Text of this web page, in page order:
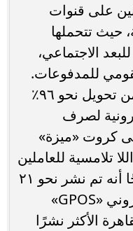
على قنوات
حيث تتحملها
الاجتماعي،
للمدفوعات.
أضاف الوزير، أنه تم الانتهاء من تحويل نحو ٩٦٪
لصرف
كروت «ميزة»
تلامسية للعاملين
بالجهاز الإدارى للدولة، موضحًا أنه تم نشر نحو ٢١
ألفًا و١١٨ ماكينة تحصيل إلكتروني «GPOS»
الأكثر نشرًا